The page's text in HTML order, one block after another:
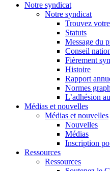
Notre syndicat
Notre syndicat
Trouvez
Statuts
Message du
Conseil
Fièrement
Histoire
Rapport
Normes
L’adhésion
Médias et nouvelles
Médias et nouvelles
Nouvelles
Médias
Inscription
Ressources
Ressources